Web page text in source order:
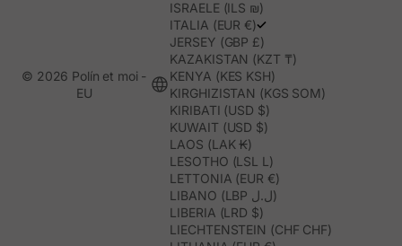
ISRAELE (ILS ₪)
ITALIA (EUR €)
JERSEY (GBP £)
KAZAKISTAN (KZT ₸)
KENYA (KES KSH)
KIRGHIZISTAN (KGS SOM)
KIRIBATI (USD $)
KUWAIT (USD $)
LAOS (LAK ₭)
LESOTHO (LSL L)
LETTONIA (EUR €)
LIBANO (LBP ل.ل)
LIBERIA (LRD $)
LIECHTENSTEIN (CHF CHF)
© 2026 Polín et moi -
EU